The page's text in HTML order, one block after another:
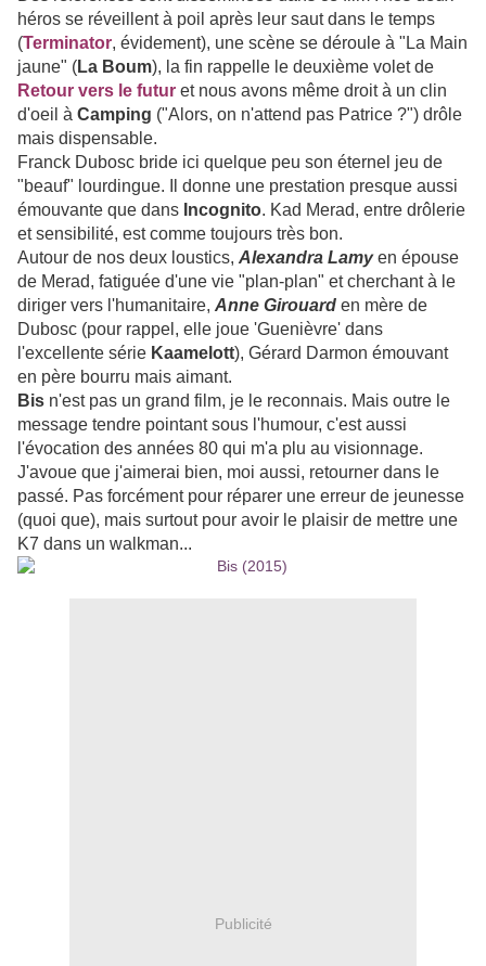
héros se réveillent à poil après leur saut dans le temps
(Terminator, évidement), une scène se déroule à "La Main
jaune" (La Boum), la fin rappelle le deuxième volet de
Retour vers le futur et nous avons même droit à un clin
d'oeil à Camping ("Alors, on n'attend pas Patrice ?") drôle
mais dispensable.
Franck Dubosc bride ici quelque peu son éternel jeu de
"beauf" lourdingue. Il donne une prestation presque aussi
émouvante que dans Incognito. Kad Merad, entre drôlerie
et sensibilité, est comme toujours très bon.
Autour de nos deux loustics, Alexandra Lamyen épouse
de Merad, fatiguée d'une vie "plan-plan" et cherchant à le
diriger vers l'humanitaire, Anne Girouard en mère de
Dubosc (pour rappel, elle joue 'Guenièvre' dans
l'excellente série Kaamelott), Gérard Darmon émouvant
en père bourru mais aimant.
Bis n'est pas un grand film, je le reconnais. Mais outre le
message tendre pointant sous l'humour, c'est aussi
l'évocation des années 80 qui m'a plu au visionnage.
J'avoue que j'aimerai bien, moi aussi, retourner dans le
passé. Pas forcément pour réparer une erreur de jeunesse
(quoi que), mais surtout pour avoir le plaisir de mettre une
K7 dans un walkman...
Publicité